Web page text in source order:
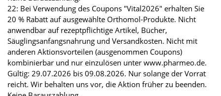
22: Bei Verwendung des Coupons "Vital2026" erhalten Sie
20 % Rabatt auf ausgewählte Orthomol-Produkte. Nicht
anwendbar auf rezeptpflichtige Artikel, Bücher,
Säuglingsanfangsnahrung und Versandkosten. Nicht mit
anderen Aktionsvorteilen (ausgenommen Coupons)
kombinierbar und nur einzulösen unter www.pharmeo.de.
Gültig: 29.07.2026 bis 09.08.2026. Nur solange der Vorrat
reicht. Wir behalten uns vor, die Aktion früher zu beenden.